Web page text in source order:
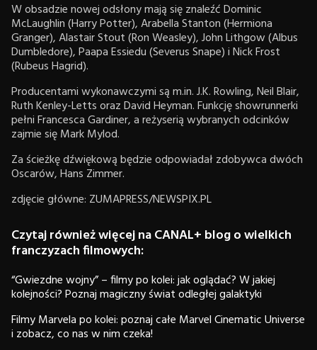
W obsadzie nowej odsłony mają się znaleźć Dominic
McLaughlin (Harry Potter), Arabella Stanton (Hermiona
Granger), Alastair Stout (Ron Weasley), John Lithgow (Albus
Dumbledore), Paapa Essiedu (Severus Snape) i Nick Frost
(Rubeus Hagrid).
Producentami wykonawczymi są m.in. J.K. Rowling, Neil Blair,
Ruth Kenley-Letts oraz David Heyman. Funkcję showrunnerki
pełni Francesca Gardiner, a reżyserią wybranych odcinków
zajmie się Mark Mylod.
Za ścieżkę dźwiękową będzie odpowiadał zdobywca dwóch
Oscarów, Hans Zimmer.
zdjęcie główne: ZUMAPRESS/NEWSPIX.PL
Czytaj również więcej na CANAL+ blog o wielkich
franczyzach filmowych:
“Gwiezdne wojny” – filmy po kolei: jak oglądać? W jakiej
kolejności? Poznaj magiczny świat odległej galaktyki
Filmy Marvela po kolei: poznaj całe Marvel Cinematic Universe
i zobacz, co nas w nim czeka!